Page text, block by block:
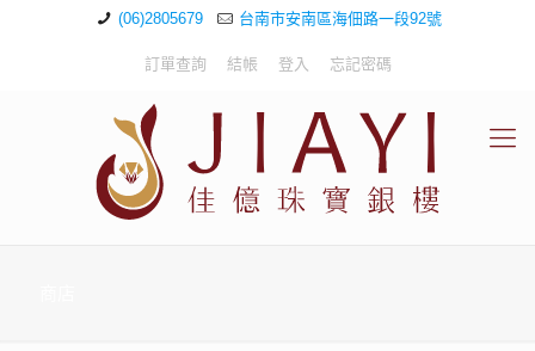
(06)2805679 台南市安南區海佃路一段92號
訂單查詢 結帳 登入 忘記密碼